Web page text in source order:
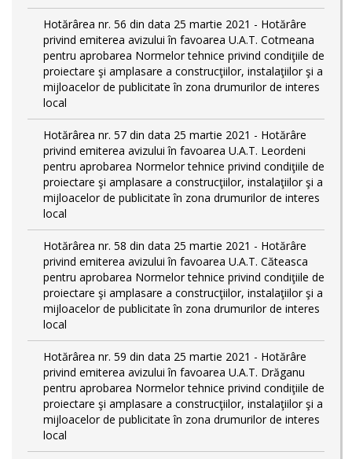
Hotărârea nr. 56 din data 25 martie 2021 - Hotărâre
privind emiterea avizului în favoarea U.A.T. Cotmeana
pentru aprobarea Normelor tehnice privind condiţiile de
proiectare şi amplasare a construcţiilor, instalaţiilor şi a
mijloacelor de publicitate în zona drumurilor de interes
local
Hotărârea nr. 57 din data 25 martie 2021 - Hotărâre
privind emiterea avizului în favoarea U.A.T. Leordeni
pentru aprobarea Normelor tehnice privind condiţiile de
proiectare şi amplasare a construcţiilor, instalaţiilor şi a
mijloacelor de publicitate în zona drumurilor de interes
local
Hotărârea nr. 58 din data 25 martie 2021 - Hotărâre
privind emiterea avizului în favoarea U.A.T. Căteasca
pentru aprobarea Normelor tehnice privind condiţiile de
proiectare şi amplasare a construcţiilor, instalaţiilor şi a
mijloacelor de publicitate în zona drumurilor de interes
local
Hotărârea nr. 59 din data 25 martie 2021 - Hotărâre
privind emiterea avizului în favoarea U.A.T. Drăganu
pentru aprobarea Normelor tehnice privind condiţiile de
proiectare şi amplasare a construcţiilor, instalaţiilor şi a
mijloacelor de publicitate în zona drumurilor de interes
local